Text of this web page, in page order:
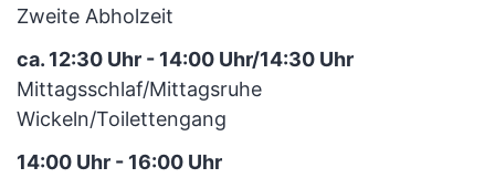
Zweite Abholzeit
ca. 12:30 Uhr - 14:00 Uhr/14:30 Uhr
Mittagsschlaf/Mittagsruhe
Wickeln/Toilettengang
14:00 Uhr - 16:00 Uhr